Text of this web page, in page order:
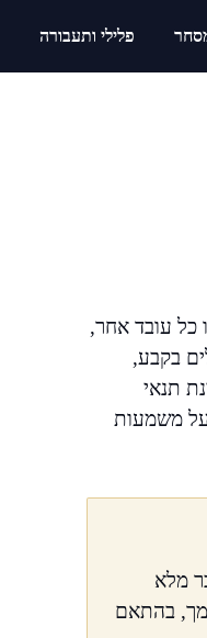
פלילי ותעבורה
כל עובד אחר,
בקבע,
תנאי
משמעות
מלא
בהתאם